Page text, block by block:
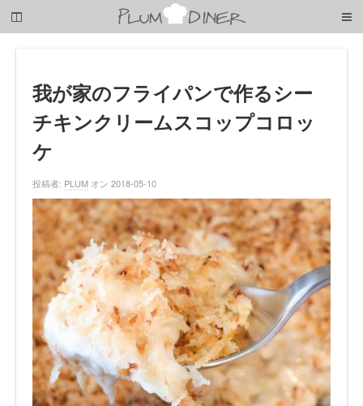
子
我が家のフライパンで作るシー
チキンクリームスコップコロッ
ケ
投稿者: PLUM オン 2018-05-10